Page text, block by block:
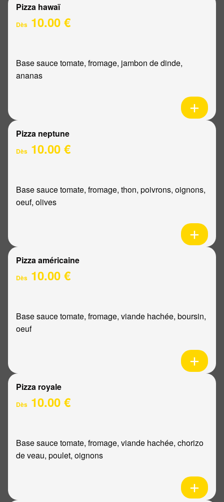
Pizza hawaï
Dès 10.00 €
Base sauce tomate, fromage, jambon de dinde,
ananas
Pizza neptune
Dès 10.00 €
Base sauce tomate, fromage, thon, poivrons, oignons,
oeuf, olives
Pizza américaine
Dès 10.00 €
Base sauce tomate, fromage, viande hachée, boursin,
oeuf
Pizza royale
Dès 10.00 €
Base sauce tomate, fromage, viande hachée, chorizo
de veau, poulet, oignons